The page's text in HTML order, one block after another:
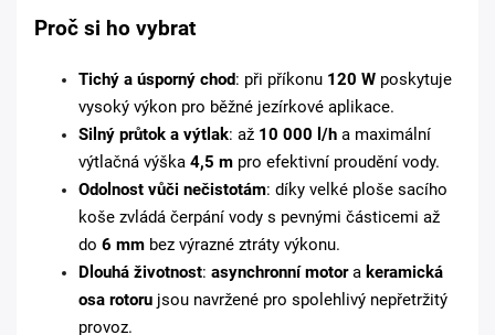
Proč si ho vybrat
Tichý a úsporný chod: při příkonu 120 W poskytuje
vysoký výkon pro běžné jezírkové aplikace.
Silný průtok a výtlak: až 10 000 l/h a maximální
výtlačná výška 4,5 m pro efektivní proudění vody.
Odolnost vůči nečistotám: díky velké ploše sacího
koše zvládá čerpání vody s pevnými částicemi až
do 6 mm bez výrazné ztráty výkonu.
Dlouhá životnost: asynchronní motora keramická
osa rotoru jsou navržené pro spolehlivý nepřetržitý
provoz.